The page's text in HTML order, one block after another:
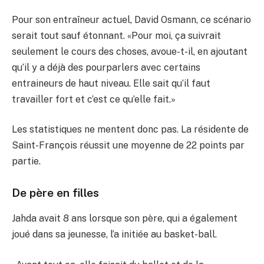
Pour son entraîneur actuel, David Osmann, ce scénario
serait tout sauf étonnant. «Pour moi, ça suivrait
seulement le cours des choses, avoue-t-il, en ajoutant
qu’il y a déjà des pourparlers avec certains
entraineurs de haut niveau. Elle sait qu’il faut
travailler fort et c’est ce qu’elle fait.»
Les statistiques ne mentent donc pas. La résidente de
Saint-François réussit une moyenne de 22 points par
partie.
De père en filles
Jahda avait 8 ans lorsque son père, qui a également
joué dans sa jeunesse, l’a initiée au basket-ball.